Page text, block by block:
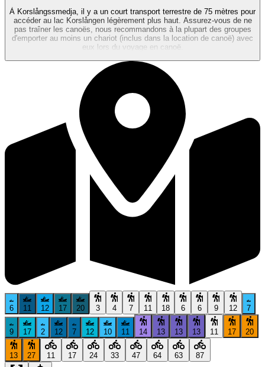
À Korslångssmedja, il y a un court transport terrestre de 75 mètres pour
accéder au lac Korslången légèrement plus haut. Assurez-vous de ne
pas traîner les canoës, nous recommandons à la plupart des groupes
d'emporter au moins un chariot (inclus dans la location de canoë) avec
eux lors du voyage en canoë.
6 11 12 17 20 3 4 7 11 18 6 6 9 12 7
9 17 2 12 7 12 10 11 14 13 13 13 11 17 20
13 27 11 17 24 33 47 64 63 87